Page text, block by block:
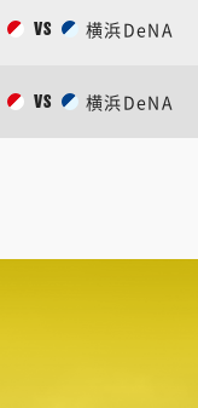
VS 横浜DeNA
VS 横浜DeNA